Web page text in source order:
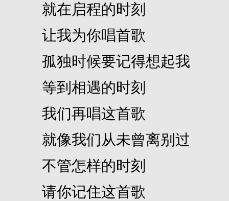
就在启程的时刻
让我为你唱首歌
孤独时候要记得想起我
等到相遇的时刻
我们再唱这首歌
就像我们从未曾离别过
不管怎样的时刻
请你记住这首歌